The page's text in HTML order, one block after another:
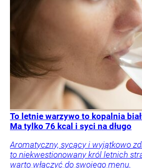
To letnie warzywo to kopalnia
Ma tylko 76 kcal i syci na długo
Aromatyczny, sycący i wyjątkowo
to niekwestionowany król letnich
warto włączyć do swojego menu.